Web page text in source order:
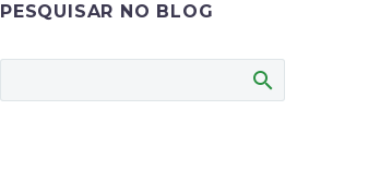
PESQUISAR NO BLOG